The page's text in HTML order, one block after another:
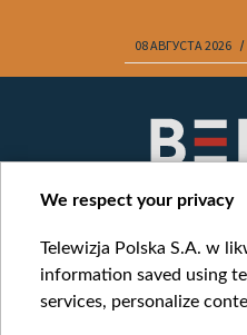
08 АВГУСТА 2026
10
We respect your privacy
Telewizja Polska S.A. w
information saved using
services, personalize